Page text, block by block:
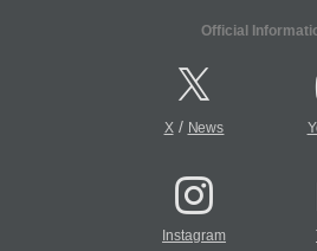
Official
X/ News
Instagram